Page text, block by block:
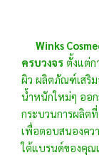
Winks
ครบวงจร ตั้งแต่ก
ผิว ผลิตภัณฑ์เสริม
น้ำหนักใหม่ๆ ออก
กระบวนการผลิต
เพื่อตอบสนองคว
ใต้แบรนด์ของคุณ